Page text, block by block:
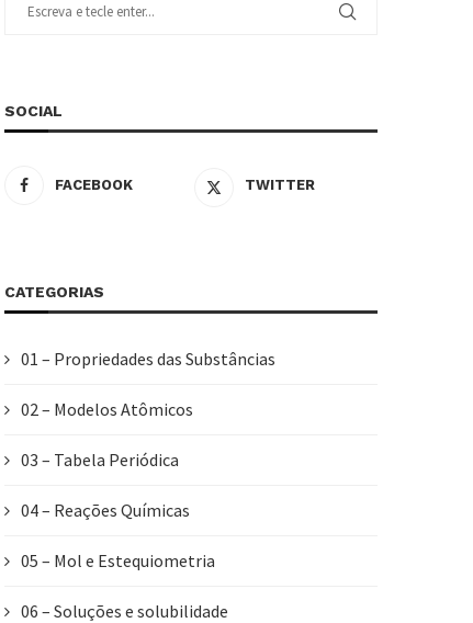
SOCIAL
FACEBOOK TWITTER
CATEGORIAS
01 – Propriedades das Substâncias
02 – Modelos Atômicos
03 – Tabela Periódica
04 – Reações Químicas
05 – Mol e Estequiometria
06 – Soluções e solubilidade